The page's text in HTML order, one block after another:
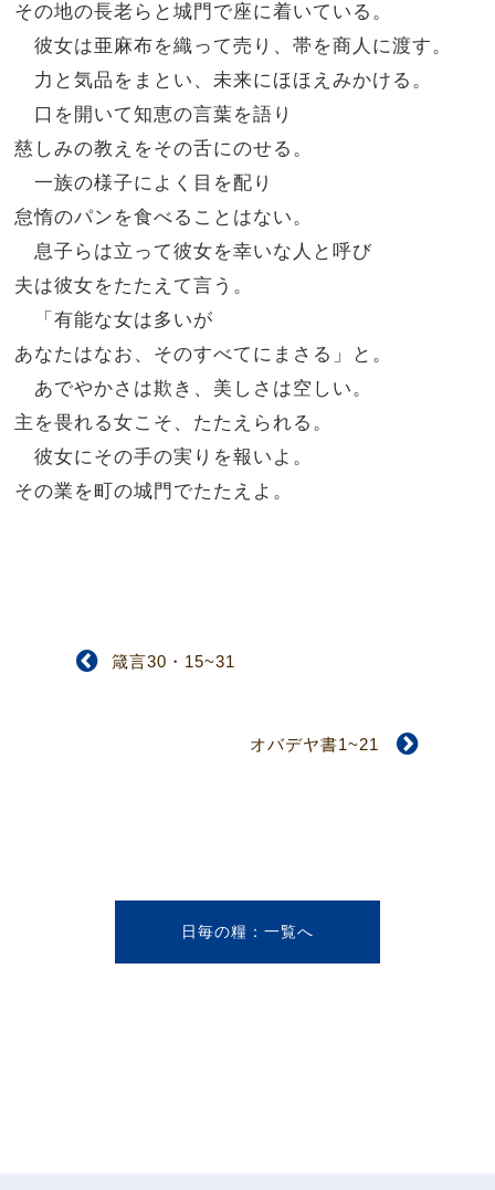
その地の長老らと城門で座に着いている。
彼女は亜麻布を織って売り、帯を商人に渡す。
力と気品をまとい、未来にほほえみかける。
口を開いて知恵の言葉を語り
慈しみの教えをその舌にのせる。
一族の様子によく目を配り
怠惰のパンを食べることはない。
息子らは立って彼女を幸いな人と呼び
夫は彼女をたたえて言う。
「有能な女は多いが
あなたはなお、そのすべてにまさる」と。
あでやかさは欺き、美しさは空しい。
主を畏れる女こそ、たたえられる。
彼女にその手の実りを報いよ。
その業を町の城門でたたえよ。
箴言30・15~31
オバデヤ書1~21
日毎の糧